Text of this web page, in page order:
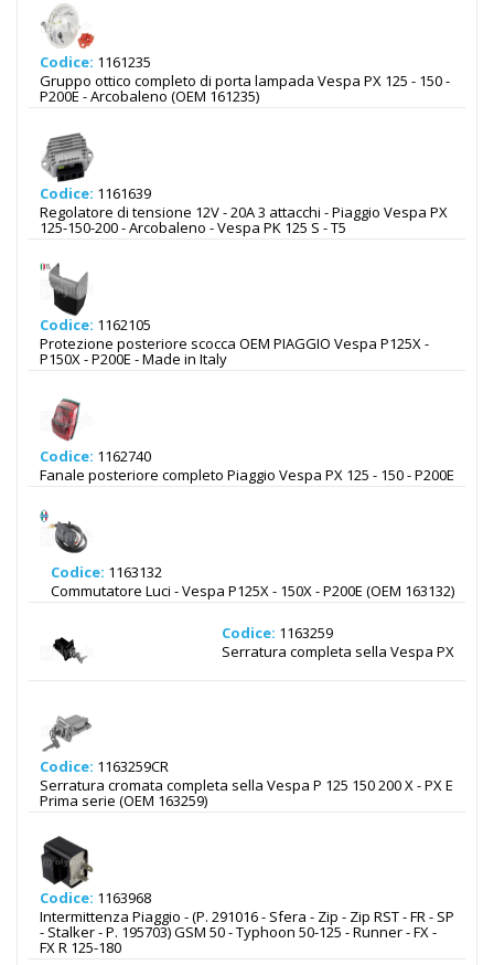
Codice: 1161235
Gruppo ottico completo di porta lampada Vespa PX 125 - 150 -
P200E - Arcobaleno (OEM 161235)
Codice: 1161639
Regolatore di tensione 12V - 20A 3 attacchi - Piaggio Vespa PX
125-150-200 - Arcobaleno - Vespa PK 125 S - T5
Codice: 1162105
Protezione posteriore scocca OEM PIAGGIO Vespa P125X -
P150X - P200E - Made in Italy
Codice: 1162740
Fanale posteriore completo Piaggio Vespa PX 125 - 150 - P200E
Codice: 1163132
Commutatore Luci - Vespa P125X - 150X - P200E (OEM 163132)
Codice: 1163259
Serratura completa sella Vespa PX
Codice: 1163259CR
Serratura cromata completa sella Vespa P 125 150 200 X - PX E
Prima serie (OEM 163259)
Codice: 1163968
Intermittenza Piaggio - (P. 291016 - Sfera - Zip - Zip RST - FR - SP
- Stalker - P. 195703) GSM 50 - Typhoon 50-125 - Runner - FX -
FX R 125-180